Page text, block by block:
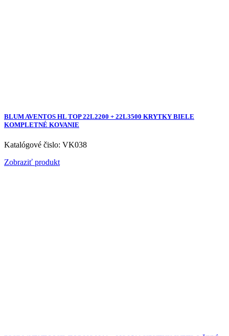
BLUM AVENTOS HL TOP 22L2200 + 22L3500 KRYTKY BIELE
KOMPLETNÉ KOVANIE
Katalógové čislo: VK038
Zobraziť produkt